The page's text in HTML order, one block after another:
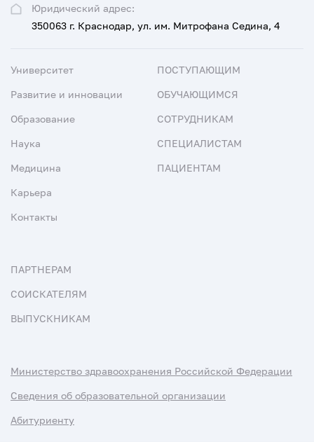
Юридический адрес:
350063 г. Краснодар, ул. им. Митрофана Седина, 4
Университет
Развитие и инновации
Образование
Наука
Медицина
Карьера
Контакты
ПОСТУПАЮЩИМ
ОБУЧАЮЩИМСЯ
СОТРУДНИКАМ
СПЕЦИАЛИСТАМ
ПАЦИЕНТАМ
ПАРТНЕРАМ
СОИСКАТЕЛЯМ
ВЫПУСКНИКАМ
Министерство здравоохранения Российской Федерации
Сведения об образовательной организации
Абитуриенту